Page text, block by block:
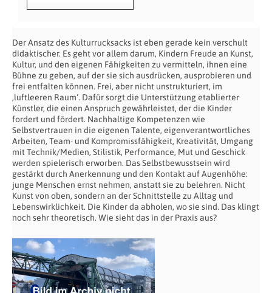
Der Ansatz des Kulturrucksacks ist eben gerade kein verschult
didaktischer. Es geht vor allem darum, Kindern Freude an Kunst,
Kultur, und den eigenen Fähigkeiten zu vermitteln, ihnen eine
Bühne zu geben, auf der sie sich ausdrücken, ausprobieren und
frei entfalten können. Frei, aber nicht unstrukturiert, im
‚luftleeren Raum‘. Dafür sorgt die Unterstützung etablierter
Künstler, die einen Anspruch gewährleistet, der die Kinder
fordert und fördert. Nachhaltige Kompetenzen wie
Selbstvertrauen in die eigenen Talente, eigenverantwortliches
Arbeiten, Team- und Kompromissfähigkeit, Kreativität, Umgang
mit Technik/Medien, Stilistik, Performance, Mut und Geschick
werden spielerisch erworben. Das Selbstbewusstsein wird
gestärkt durch Anerkennung und den Kontakt auf Augenhöhe:
junge Menschen ernst nehmen, anstatt sie zu belehren. Nicht
Kunst von oben, sondern an der Schnittstelle zu Alltag und
Lebenswirklichkeit. Die Kinder da abholen, wo sie sind. Das klingt
noch sehr theoretisch. Wie sieht das in der Praxis aus?